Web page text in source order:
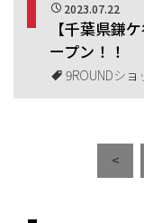
2023.07.22
【千葉県鎌
ープン！！
9ROUNDシ
<